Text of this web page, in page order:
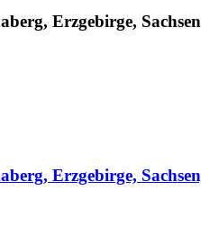
Erzgebirge,
Erzgebirge,